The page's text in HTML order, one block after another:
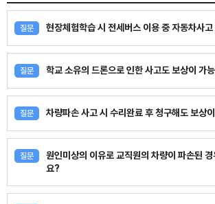
질문 현장체험학습 시 전세버스 이용 중 자동차사
질문 학교 소유의 드론으로 인한 사고도 보상이 가
질문 차량파손 사고 시 수리완료 후 청구해도 보상
질문
원인미상의 이유로 교직원의 차량이 파손된
요?